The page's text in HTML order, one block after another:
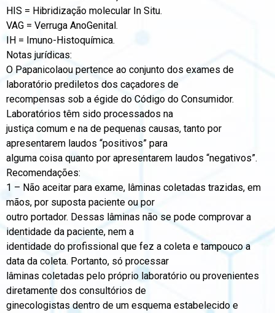
HIS = Hibridização molecular In Situ.
VAG = Verruga AnoGenital.
IH = Imuno-Histoquímica.
Notas jurídicas:
O Papanicolaou pertence ao conjunto dos exames de
laboratório prediletos dos caçadores de
recompensas sob a égide do Código do Consumidor.
Laboratórios têm sido processados na
justiça comum e na de pequenas causas, tanto por
apresentarem laudos “positivos” para
alguma coisa quanto por apresentarem laudos “negativos”.
Recomendações:
1 – Não aceitar para exame, lâminas coletadas trazidas, em
mãos, por suposta paciente ou por
outro portador. Dessas lâminas não se pode comprovar a
identidade da paciente, nem a
identidade do profissional que fez a coleta e tampouco a
data da coleta. Portanto, só processar
lâminas coletadas pelo próprio laboratório ou provenientes
diretamente dos consultórios de
ginecologistas dentro de um esquema estabelecido e